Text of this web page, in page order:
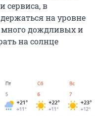
сервиса, в
на уровне
много дождливых и
на солнце